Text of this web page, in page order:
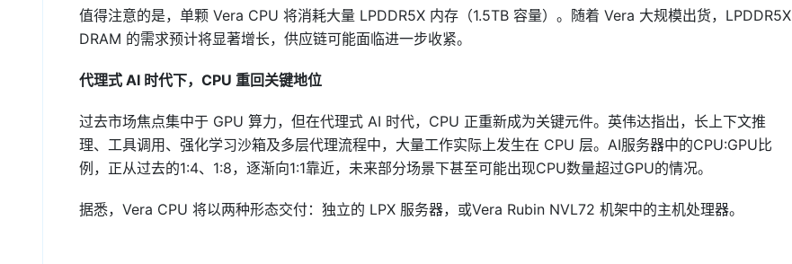
值得注意的是，单颗 Vera CPU 将消耗大量 LPDDR5X 内存（1.5TB 容量）。随着 Vera 大规模出货，LPDDR5X
DRAM 的需求预计将显著增长，供应链可能面临进一步收紧。
代理式 AI 时代下，CPU 重回关键地位
过去市场焦点集中于 GPU 算力，但在代理式 AI 时代，CPU 正重新成为关键元件。英伟达指出，长上下文推
理、工具调用、强化学习沙箱及多层代理流程中，大量工作实际上发生在 CPU 层。AI服务器中的CPU:GPU比
例，正从过去的1:4、1:8，逐渐向1:1靠近，未来部分场景下甚至可能出现CPU数量超过GPU的情况。
据悉，Vera CPU 将以两种形态交付：独立的 LPX 服务器，或Vera Rubin NVL72 机架中的主机处理器。